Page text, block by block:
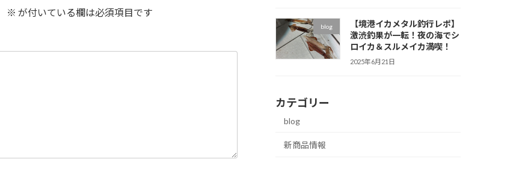
※ が付いている欄は必須項目です
blog
【境港イカメタル釣行レポ】
激渋釣果が一転！夜の海でシ
ロイカ＆スルメイカ満喫！
2025年6月21日
カテゴリー
blog
新商品情報